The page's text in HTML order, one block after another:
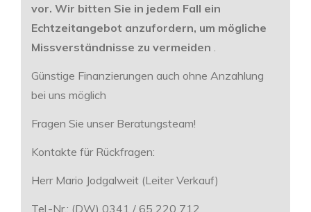
vor. Wir bitten Sie in jedem Fall ein
Echtzeitangebot anzufordern, um mögliche
Missverständnisse zu vermeiden
Günstige Finanzierungen auch ohne Anzahlung
bei uns möglich
Fragen Sie unser Beratungsteam!
Kontakte für Rückfragen:
Herr Mario Jodgalweit (Leiter Verkauf)
Tel.-Nr.: (DW) 0341 / 65 220 712